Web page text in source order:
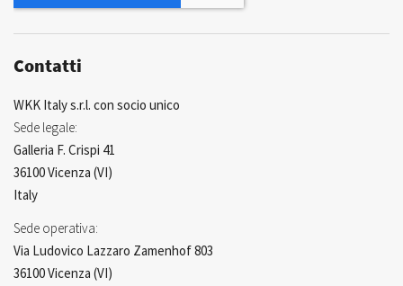
Contatti
WKK Italy s.r.l. con socio unico
Sede legale:
Galleria F. Crispi 41
36100 Vicenza (VI)
Italy
Sede operativa:
Via Ludovico Lazzaro Zamenhof 803
36100 Vicenza (VI)